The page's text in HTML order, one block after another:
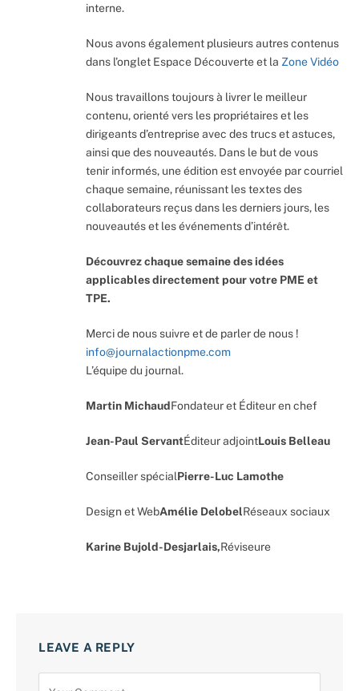
interne.
Nous avons également plusieurs autres contenus
dans l’onglet Espace Découverte et la Zone Vidéo
Nous travaillons toujours à livrer le meilleur
contenu, orienté vers les propriétaires et les
dirigeants d’entreprise avec des trucs et astuces,
ainsi que des nouveautés. Dans le but de vous
tenir informés, une édition est envoyée par courriel
chaque semaine, réunissant les textes des
collaborateurs reçus dans les derniers jours, les
nouveautés et les événements d’intérêt.
Découvrez chaque semaine des idées
applicables directement pour votre PME et
TPE.
Merci de nous suivre et de parler de nous !
info@journalactionpme.com
L’équipe du journal.
Martin MichaudFondateur et Éditeur en chef
Jean-Paul ServantÉditeur adjointLouis Belleau
Conseiller spécialPierre-Luc Lamothe
Design et WebAmélie DelobelRéseaux sociaux
Karine Bujold-Desjarlais,Réviseure
LEAVE A REPLY